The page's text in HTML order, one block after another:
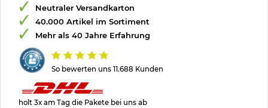
So bewerten uns 11.688 Kunden
Neutraler Versandkarton
40.000 Artikel im Sortiment
Mehr als 40 Jahre Erfahrung
holt 3x am Tag die Pakete bei uns ab